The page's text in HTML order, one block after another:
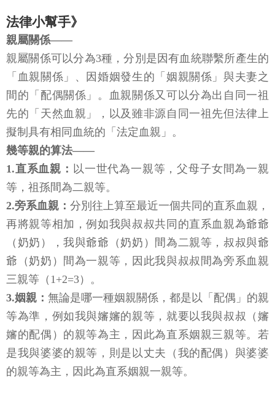
法律小幫手》
親屬關係——
親屬關係可以分為3種，分別是因有血統聯繫所產生的
「血親關係」、因婚姻發生的「姻親關係」與夫妻之
間的「配偶關係」。血親關係又可以分為出自同一祖
先的「天然血親」，以及雖非源自同一祖先但法律上
擬制具有相同血統的「法定血親」。
幾等親的算法——
1.直系血親： 以一世代為一親等，父母子女間為一親
等，祖孫間為二親等。
2.旁系血親：分別往上算至最近一個共同的直系血親，
再將親等相加，例如我與叔叔共同的直系血親為爺爺
（奶奶），我與爺爺（奶奶）間為二親等，叔叔與爺
爺（奶奶）間為一親等，因此我與叔叔間為旁系血親
三親等（1+2=3）。
3.姻親：無論是哪一種姻親關係，都是以「配偶」的親
等為準，例如我與嬸嬸的親等，就要以我與叔叔（嬸
嬸的配偶）的親等為主，因此為直系姻親三親等。若